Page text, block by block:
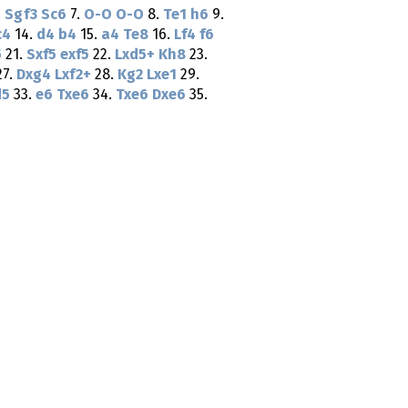
Sgf3 Sc6 7. O-O O-O 8. Te1 h6 9.
14. d4 b4 15. a4 Te8 16. Lf4 f6
21. Sxf5 exf5 22. Lxd5+ Kh8 23.
Dxg4 Lxf2+ 28. Kg2 Lxe1 29.
33. e6 Txe6 34. Txe6 Dxe6 35.